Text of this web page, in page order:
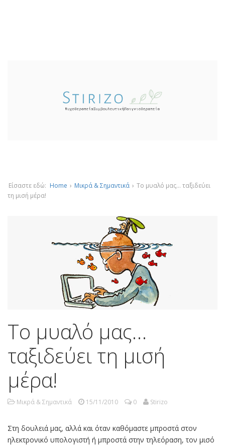
Είσαστε εδώ: Home › Μικρά & Σημαντικά › Το μυαλό μας… ταξιδεύει
τη μισή μέρα!
Το μυαλό μας…
ταξιδεύει τη μισή
μέρα!
Μικρά & Σημαντικά 15/11/2010 0 Stirizo
Στη δουλειά µας, αλλά και όταν καθόµαστε µπροστά στον
ηλεκτρονικό υπολογιστή ή µπροστά στην τηλεόραση, τον µισό